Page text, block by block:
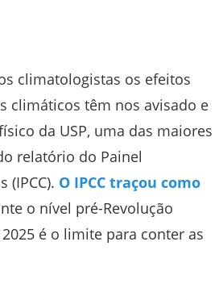
climatologistas os efeitos
climáticos têm nos avisado e
da USP, uma das maiores
relatório do Painel
(IPCC). O IPCC traçou como
o nível pré-Revolução
é o limite para conter as